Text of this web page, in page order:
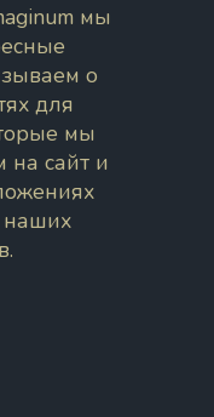
мы
о
для
мы
на сайт и
наших